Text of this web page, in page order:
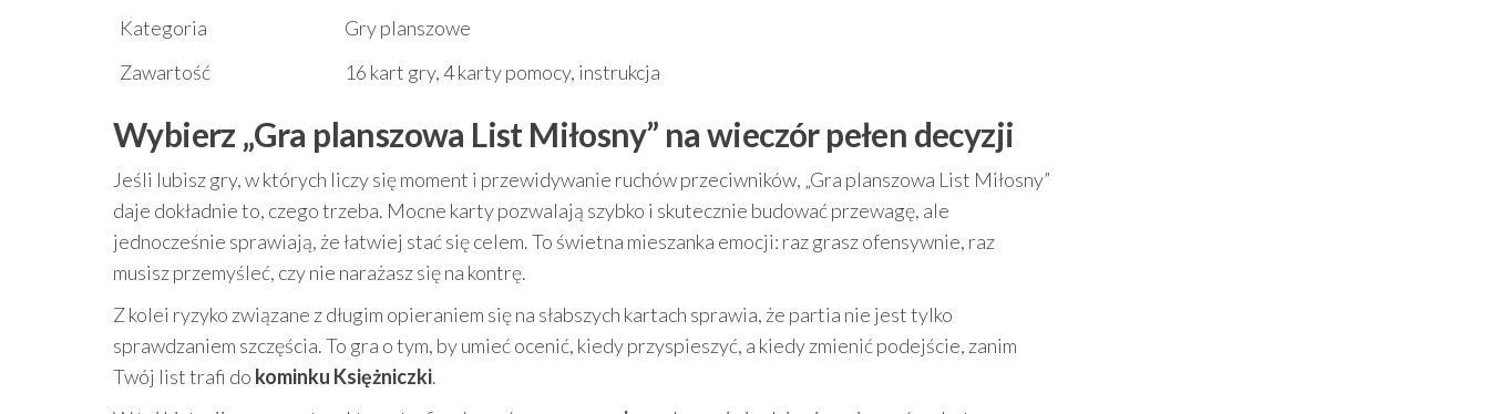
Kategoria
Gry planszowe
Zawartość
16 kart gry, 4 karty pomocy, instrukcja
Wybierz „Gra planszowa List Miłosny” na wieczór pełen decyzji
Jeśli lubisz gry, w których liczy się moment i przewidywanie ruchów przeciwników, „Gra planszowa List Miłosny”
daje dokładnie to, czego trzeba. Mocne karty pozwalają szybko i skutecznie budować przewagę, ale
jednocześnie sprawiają, że łatwiej stać się celem. To świetna mieszanka emocji: raz grasz ofensywnie, raz
musisz przemyśleć, czy nie narażasz się na kontrę.
Z kolei ryzyko związane z długim opieraniem się na słabszych kartach sprawia, że partia nie jest tylko
sprawdzaniem szczęścia. To gra o tym, by umieć ocenić, kiedy przyspieszyć, a kiedy zmienić podejście, zanim
Twój list trafi do kominku Księżniczki.